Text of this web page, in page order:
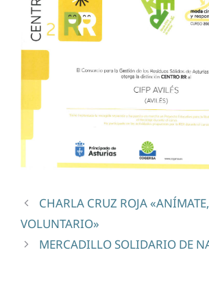
CHARLA CRUZ ROJA
VOLUNTARIO»
MERCADILLO SOLIDARIO DE